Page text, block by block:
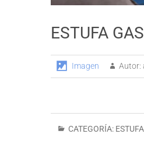
ESTUFA GAS
Imagen Autor:
CATEGORÍA: